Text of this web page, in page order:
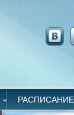
РАСПИСАНИЕ